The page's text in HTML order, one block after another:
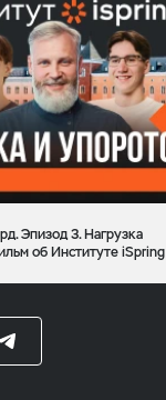
Эпизод 3. Нагрузка
об Институте iSpring